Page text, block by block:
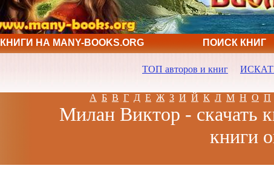
НА MANY-BOOKS.ORG ПОИСК КНИГ
ТОП авторов и книг
А Б В Г Д Е Ж З И Й К Л М Н О П
Милан Виктор - скачать
книги